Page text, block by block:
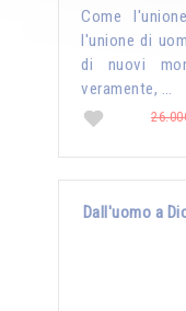
Come
l'unione di
di nuovi
veramente, …
Dall'uomo a